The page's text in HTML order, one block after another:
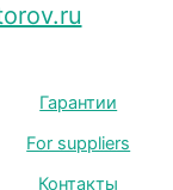
Гарантии
For suppliers
Контакты